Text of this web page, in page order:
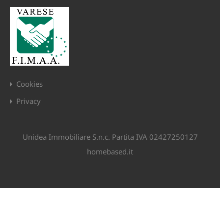
Cookies
Privacy
Unidea Immobiliare S.n.c. Partita IVA 02427250127
homebased.it